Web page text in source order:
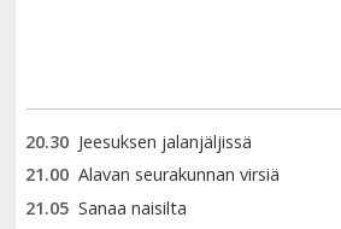
20.30 Jeesuksen jalanjäljissä
21.00 Alavan seurakunnan virsiä
21.05 Sanaa naisilta